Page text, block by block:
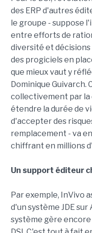
des ERP d'autres
le groupe - suppose
entre efforts de
diversité et décisions
des progiciels en
que mieux vaut y
Dominique Guivarch.
collectivement par
étendre la durée de
d'accepter des
remplacement - va
chiffrant en millions
Un support éditeur
Par exemple, InVivo
d'un système JDE sur
système gère